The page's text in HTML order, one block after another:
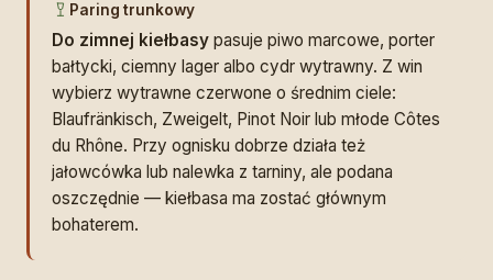
Paring trunkowy
Do zimnej kiełbasy pasuje piwo marcowe, porter
bałtycki, ciemny lager albo cydr wytrawny. Z win
wybierz wytrawne czerwone o średnim ciele:
Blaufränkisch, Zweigelt, Pinot Noir lub młode Côtes
du Rhône. Przy ognisku dobrze działa też
jałowcówka lub nalewka z tarniny, ale podana
oszczędnie — kiełbasa ma zostać głównym
bohaterem.